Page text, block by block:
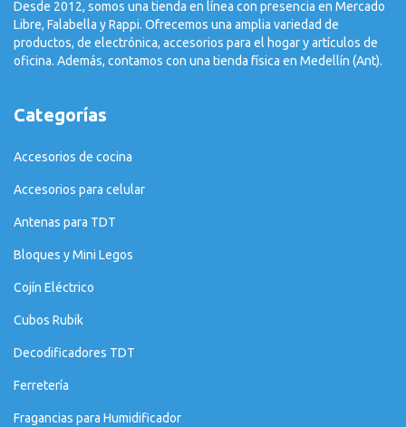
Desde 2012, somos una tienda en línea con presencia en Mercado
Libre, Falabella y Rappi. Ofrecemos una amplia variedad de
productos, de electrónica, accesorios para el hogar y artículos de
oficina. Además, contamos con una tienda física en Medellín (Ant).
Categorías
Accesorios de cocina
Accesorios para celular
Antenas para TDT
Bloques y Mini Legos
Cojín Eléctrico
Cubos Rubik
Decodificadores TDT
Ferretería
Fragancias para Humidificador